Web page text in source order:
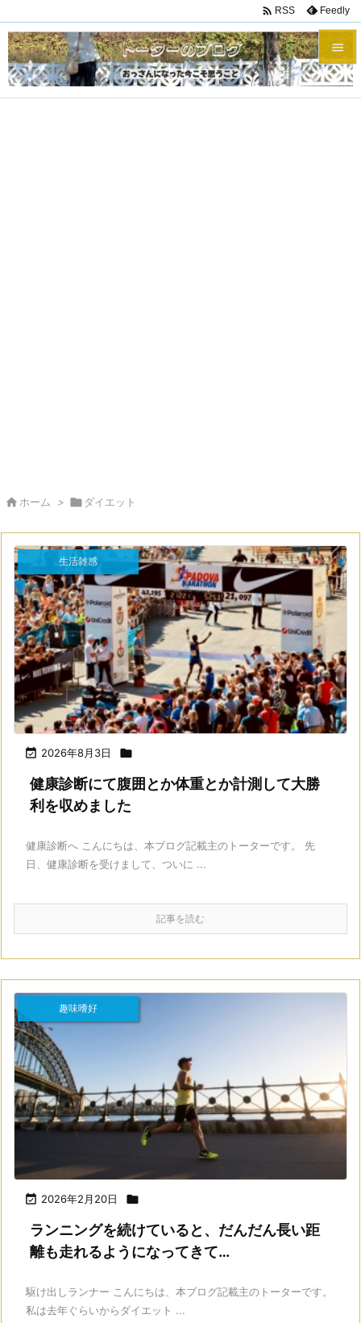


メニュ
 RSS Feedly
 ホーム >  ダイエット
 2026年8月3日 
生活雑感
健康診断にて腹囲とか体重とか計測して大勝
利を収めました
健康診断へ こんにちは、本ブログ記載主のトーターです。 先
日、健康診断を受けまして、ついに ...
記事を読む
 2026年2月20日 
趣味嗜好
ランニングを続けていると、だんだん長い距
離も走れるようになってきて…
駆け出しランナー こんにちは、本ブログ記載主のトーターです。
私は去年ぐらいからダイエット ...